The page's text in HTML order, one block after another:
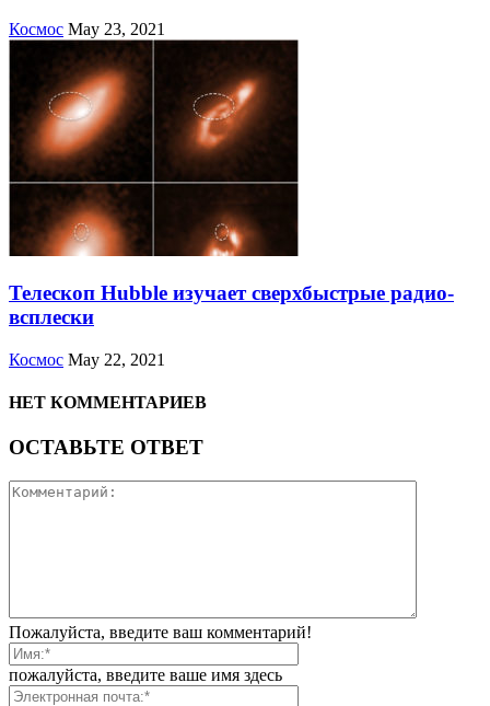
Космос May 23, 2021
Телескоп Hubble изучает сверхбыстрые радио-
всплески
Космос May 22, 2021
НЕТ КОММЕНТАРИЕВ
ОСТАВЬТЕ ОТВЕТ
Пожалуйста, введите ваш комментарий!
пожалуйста, введите ваше имя здесь